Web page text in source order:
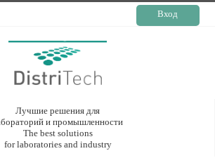
Вход
Лучшие решения для
и промышленности
The best solutions
for laboratories and industry